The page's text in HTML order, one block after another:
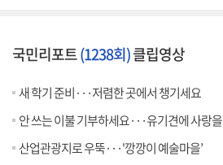
국민리포트(1238회)클립영상
새 학기 준비···저렴한 곳에서 챙기세요
안 쓰는 이불 기부하세요···유기견에 사랑을
산업관광지로 우뚝···'깡깡이 예술마을’